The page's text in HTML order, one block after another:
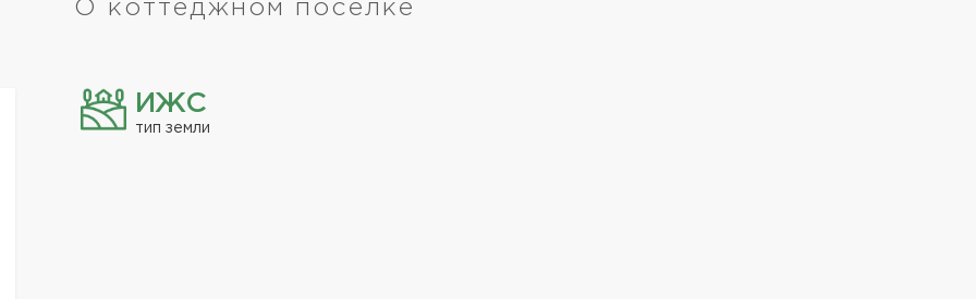
О коттеджном поселке
ИЖС
тип земли